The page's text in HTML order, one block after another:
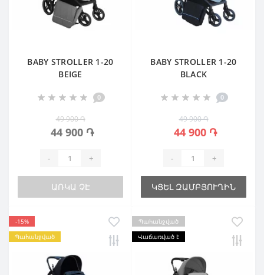
BABY STROLLER 1-20
BEIGE
0
49 900 ֏
44 900 ֏
- +
ԱՌԿԱ ՉԷ
BABY STROLLER 1-20
BLACK
0
49 900 ֏
44 900 ֏
- +
ԿՑԵԼ ԶԱՄԲՅՈՒՂԻՆ
-15%
Պահանջված
Պահանջված
Վաճառված է